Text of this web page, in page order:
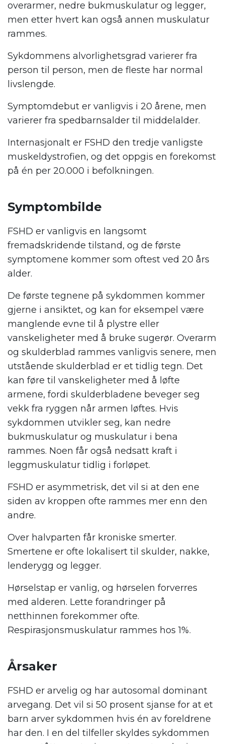
overarmer, nedre bukmuskulatur og legger,
men etter hvert kan også annen muskulatur
rammes.
Sykdommens alvorlighetsgrad varierer fra
person til person, men de fleste har normal
livslengde.
Symptomdebut er vanligvis i 20 årene, men
varierer fra spedbarnsalder til middelalder.
Internasjonalt er FSHD den tredje vanligste
muskeldystrofien, og det oppgis en forekomst
på én per 20.000 i befolkningen.
Symptombilde
FSHD er vanligvis en langsomt
fremadskridende tilstand, og de første
symptomene kommer som oftest ved 20 års
alder.
De første tegnene på sykdommen kommer
gjerne i ansiktet, og kan for eksempel være
manglende evne til å plystre eller
vanskeligheter med å bruke sugerør. Overarm
og skulderblad rammes vanligvis senere, men
utstående skulderblad er et tidlig tegn. Det
kan føre til vanskeligheter med å løfte
armene, fordi skulderbladene beveger seg
vekk fra ryggen når armen løftes. Hvis
sykdommen utvikler seg, kan nedre
bukmuskulatur og muskulatur i bena
rammes. Noen får også nedsatt kraft i
leggmuskulatur tidlig i forløpet.
FSHD er asymmetrisk, det vil si at den ene
siden av kroppen ofte rammes mer enn den
andre.
Over halvparten får kroniske smerter.
Smertene er ofte lokalisert til skulder, nakke,
lenderygg og legger.
Hørselstap er vanlig, og hørselen forverres
med alderen. Lette forandringer på
netthinnen forekommer ofte.
Respirasjonsmuskulatur rammes hos 1%.
Årsaker
FSHD er arvelig og har autosomal dominant
arvegang. Det vil si 50 prosent sjanse for at et
barn arver sykdommen hvis én av foreldrene
har den. I en del tilfeller skyldes sykdommen